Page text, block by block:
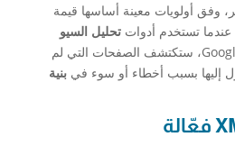
وفق أولويات معينة أساسها قيمة
تستخدم أدوات تحليل السيو
مثل Google Search Console، ستكتشف الصفحات التي لم
إليها بسبب أخطاء أو سوء في بنية